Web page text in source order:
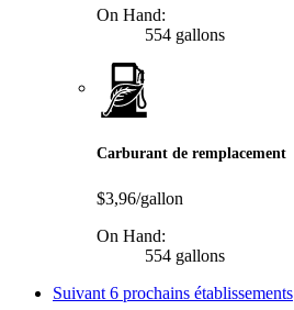
On Hand:
554 gallons
Carburant de remplacement
$3,96/gallon
On Hand:
554 gallons
Suivant 6 prochains établissements